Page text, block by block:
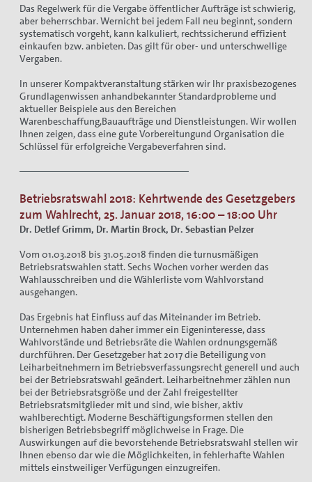
Das Regelwerk für die Vergabe öffentlicher Aufträge ist schwierig,
aber beherrschbar. Wernicht bei jedem Fall neu beginnt, sondern
systematisch vorgeht, kann kalkuliert, rechtssicherund effizient
einkaufen bzw. anbieten. Das gilt für ober- und unterschwellige
Vergaben.
In unserer Kompaktveranstaltung stärken wir Ihr praxisbezogenes
Grundlagenwissen anhandbekannter Standardprobleme und
aktueller Beispiele aus den Bereichen
Warenbeschaffung,Bauaufträge und Dienstleistungen. Wir wollen
Ihnen zeigen, dass eine gute Vorbereitungund Organisation die
Schlüssel für erfolgreiche Vergabeverfahren sind.
Betriebsratswahl 2018: Kehrtwende des Gesetzgebers
zum Wahlrecht, 25. Januar 2018, 16:00 – 18:00 Uhr
Dr. Detlef Grimm, Dr. Martin Brock, Dr. Sebastian Pelzer
Vom 01.03.2018 bis 31.05.2018 finden die turnusmäßigen
Betriebsratswahlen statt. Sechs Wochen vorher werden das
Wahlausschreiben und die Wählerliste vom Wahlvorstand
ausgehangen.
Das Ergebnis hat Einfluss auf das Miteinander im Betrieb.
Unternehmen haben daher immer ein Eigeninteresse, dass
Wahlvorstände und Betriebsräte die Wahlen ordnungsgemäß
durchführen. Der Gesetzgeber hat 2017 die Beteiligung von
Leiharbeitnehmern im Betriebsverfassungsrecht generell und auch
bei der Betriebsratswahl geändert. Leiharbeitnehmer zählen nun
bei der Betriebsratsgröße und der Zahl freigestellter
Betriebsratsmitglieder mit und sind, wie bisher, aktiv
wahlberechtigt. Moderne Beschäftigungsformen stellen den
bisherigen Betriebsbegriff möglichweise in Frage. Die
Auswirkungen auf die bevorstehende Betriebsratswahl stellen wir
Ihnen ebenso dar wie die Möglichkeiten, in fehlerhafte Wahlen
mittels einstweiliger Verfügungen einzugreifen.